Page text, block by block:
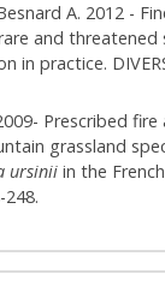
A. 2012 -
and threatened
in practice.
Prescribed fire
grassland
ursinii in the
248.